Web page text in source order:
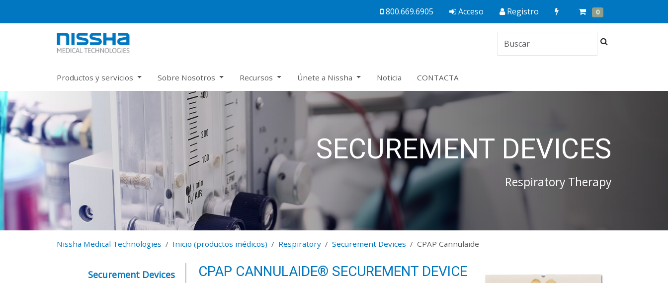
800.669.6905 Acceso Registro
Quick
Order
Cart
0 Items
Productos y servicios Sobre Nosotros Recursos Únete a Nissha Noticia CONTACTA
SECUREMENT DEVICES
Respiratory Therapy
Nissha Medical Technologies Inicio (productos médicos) Respiratory Securement Devices CPAP Cannulaide
Securement Devices CPAP CANNULAIDE® SECUREMENT DEVICE